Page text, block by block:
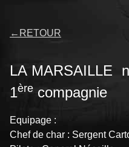
← RETOUR
LA MARSAILLE
1ère compagnie
Equipage :
Chef de char : Sergent